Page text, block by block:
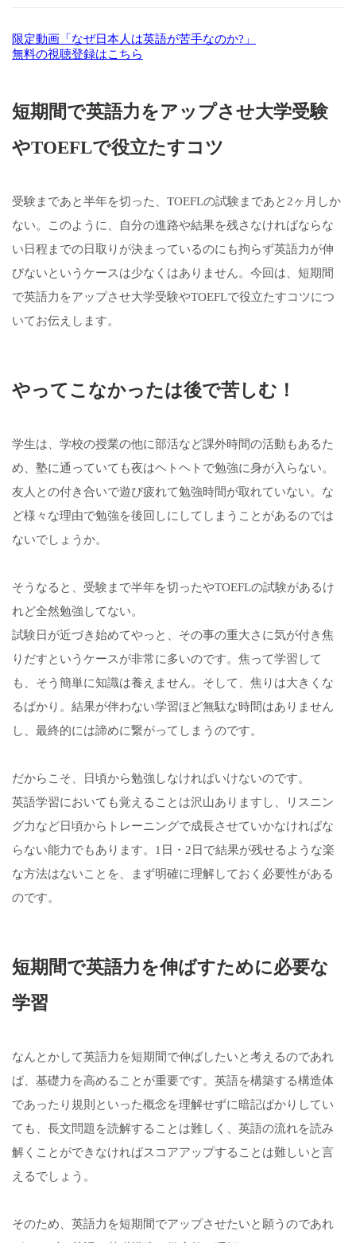
限定動画「なぜ日本人は英語が苦手なのか?」
無料の視聴登録はこちら
短期間で英語力をアップさせ大学受験
やTOEFLで役立たすコツ
受験まであと半年を切った、TOEFLの試験まであと2ヶ月しか
ない。このように、自分の進路や結果を残さなければならな
い日程までの日取りが決まっているのにも拘らず英語力が伸
びないというケースは少なくはありません。今回は、短期間
で英語力をアップさせ大学受験やTOEFLで役立たすコツにつ
いてお伝えします。
やってこなかったは後で苦しむ！
学生は、学校の授業の他に部活など課外時間の活動もあるた
め、塾に通っていても夜はヘトヘトで勉強に身が入らない。
友人との付き合いで遊び疲れて勉強時間が取れていない。な
ど様々な理由で勉強を後回しにしてしまうことがあるのでは
ないでしょうか。
そうなると、受験まで半年を切ったやTOEFLの試験があるけ
れど全然勉強してない。
試験日が近づき始めてやっと、その事の重大さに気が付き焦
りだすというケースが非常に多いのです。焦って学習して
も、そう簡単に知識は養えません。そして、焦りは大きくな
るばかり。結果が伴わない学習ほど無駄な時間はありません
し、最終的には諦めに繋がってしまうのです。
だからこそ、日頃から勉強しなければいけないのです。
英語学習においても覚えることは沢山ありますし、リスニン
グ力など日頃からトレーニングで成長させていかなければな
らない能力でもあります。1日・2日で結果が残せるような楽
な方法はないことを、まず明確に理解しておく必要性がある
のです。
短期間で英語力を伸ばすために必要な
学習
なんとかして英語力を短期間で伸ばしたいと考えるのであれ
ば、基礎力を高めることが重要です。英語を構築する構造体
であったり規則といった概念を理解せずに暗記ばかりしてい
ても、長文問題を読解することは難しく、英語の流れを読み
解くことができなければスコアアップすることは難しいと言
えるでしょう。
そのため、英語力を短期間でアップさせたいと願うのであれ